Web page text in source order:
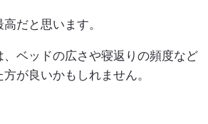
だと思います。
ベッドの広さや寝返りの頻度など
が良いかもしれません。